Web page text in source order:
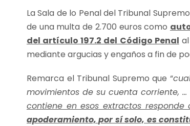
La Sala de lo Penal del Tribunal
de una multa de 2.700 euros como
del artículo 197.2 del Código Penal
mediante argucias y engaños a fin de
Remarca el Tribunal Supremo que “
movimientos de su cuenta corriente,
contiene en esos extractos
apoderamiento, por sí solo, es